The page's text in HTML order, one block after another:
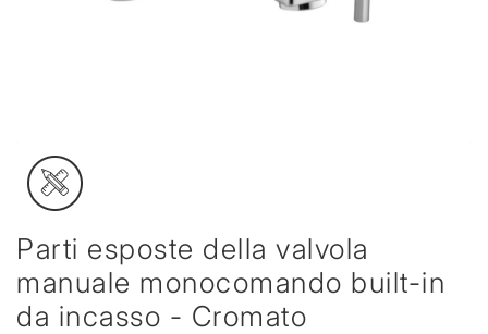
Parti esposte della valvola
manuale monocomando built-in
da incasso - Cromato